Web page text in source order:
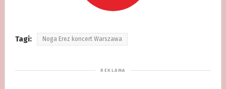
Tagi: Noga Erez koncert Warszawa